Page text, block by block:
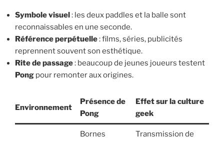
Symbole visuel: les deux paddles et la balle sont
reconnaissables en une seconde.
Référence perpétuelle: films, séries, publicités
reprennent souvent son esthétique.
Rite de passage: beaucoup de jeunes joueurs testent
Pong pour remonter aux origines.
Environnement
Présence de
Pong
Effet sur la culture
geek
Bornes
Transmission de